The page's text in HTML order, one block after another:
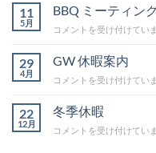
休
は
11
5月
BBQ ミーティン
BBQ
ー
ィ
グ
吉
コメントを受け付けてい
29
4月
GW 休暇案内
GW
暇
案
内
コメントを受け付けてい
22
12月
冬季休暇
冬
コメントを受け付けてい